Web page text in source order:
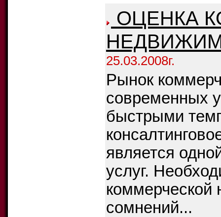
ОЦЕНКА
25.03.2008г.
Рынок
современных
быстрыми
является
услуг.
коммерческой
сомнений...